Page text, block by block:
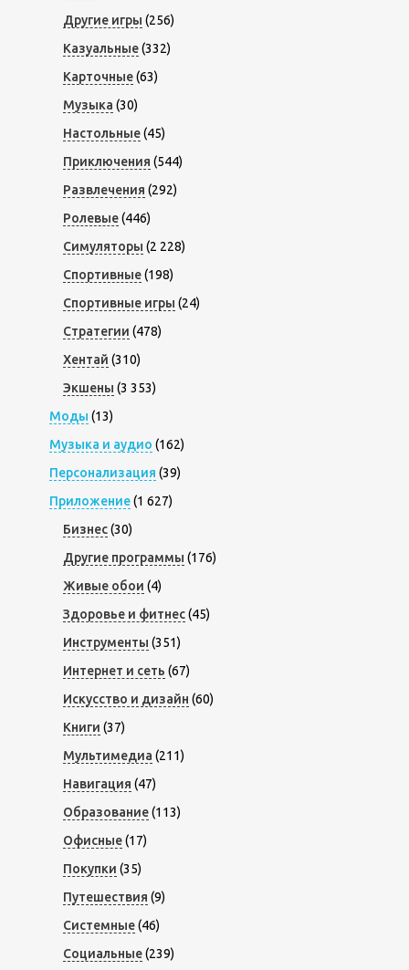
Другие игры (256)
Казуальные(332)
Карточные(63)
Музыка (30)
Настольные(45)
Приключения (544)
Развлечения (292)
Ролевые(446)
Симуляторы (2 228)
Спортивные(198)
Спортивные игры (24)
Стратегии (478)
Хентай (310)
Экшены (3 353)
Моды (13)
Музыка и аудио (162)
Персонализация (39)
Приложение(1 627)
Бизнес(30)
Другие программы (176)
Живые обои (4)
Здоровье и фитнес(45)
Инструменты (351)
Интернет и сеть (67)
Искусство и дизайн (60)
Книги (37)
Мультимедиа (211)
Навигация (47)
Образование(113)
Офисные(17)
Покупки (35)
Путешествия (9)
Системные(46)
Социальные(239)